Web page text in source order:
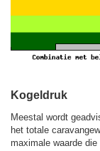
Kogeldruk
Meestal wordt
het totale
maximale waarde